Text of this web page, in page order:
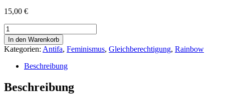
15,00 €
„
Don‘t
be
Trash“
Menge
In den Warenkorb
Kategorien: Antifa, Feminismus, Gleichberechtigung, Rainbow
Beschreibung
Beschreibung